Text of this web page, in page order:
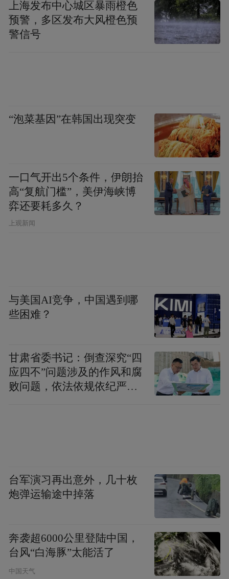
药。
治愈，重获“心”生的希望。 这场跨越山海的
爱心接力，在2026年的春天写下了最温暖的
注脚。愿每一个康复的孩子，都能带着这份
言。
“特别声明：以上作品内容(包括在内的视频、图片或音
布，本平台仅提供信息存储空间服务。
Notice: The content above (including the videos,
pictures and audios if any) is uploaded and posted
by the user of Dafeng Hao, which is a social media
上海发布中心城区暴雨橙色
预警，多区发布大风橙色预
警信号
“泡菜基因”在韩国出现突变
一口气开出5个条件，伊朗抬
高“复航门槛”，美伊海峡博
弈还要耗多久？
上观新闻
与美国AI竞争，中国遇到哪
些困难？
甘肃省委书记：倒查深究“四
应四不”问题涉及的作风和腐
败问题，依法依规依纪严肃
台军演习再出意外，几十枚
炮弹运输途中掉落
奔袭超6000公里登陆中国，
台风“白海豚”太能活了
中国天气